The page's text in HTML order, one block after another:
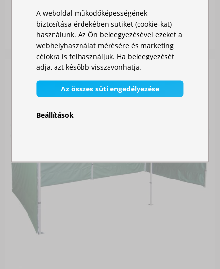
Raktáron
359 000,00 Ft
A weboldal működőképességének
biztosítása érdekében sütiket (cookie-kat)
használunk. Az Ön beleegyezésével ezeket a
webhelyhasználat mérésére és marketing
célokra is felhasználjuk. Ha beleegyezését
adja, azt később visszavonhatja.
Az összes süti engedélyezése
Beállítások